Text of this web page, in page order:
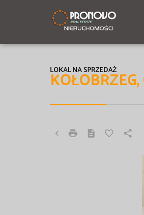
LOKAL NA SPRZEDAŻ